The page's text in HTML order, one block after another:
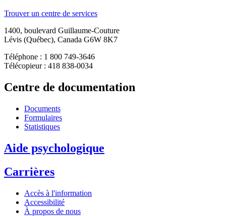
Trouver un centre de services
1400, boulevard Guillaume-Couture
Lévis (Québec), Canada G6W 8K7
Téléphone : 1 800 749-3646
Télécopieur : 418 838-0034
Centre de documentation
Documents
Formulaires
Statistiques
Aide psychologique
Carrières
Accès à l'information
Accessibilité
À propos de nous